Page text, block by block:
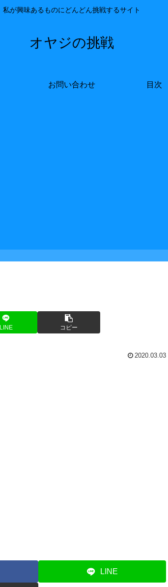
私が興味あるものにどんどん挑戦するサイト
オヤジの挑戦
お問い合わせ 目次
LINE コピー
2020.03.03
LINE